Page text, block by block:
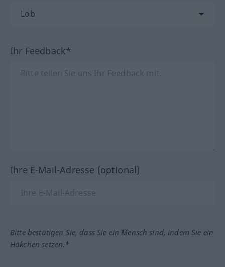
Ihr Feedback*
Ihre E-Mail-Adresse (optional)
Bitte bestätigen Sie, dass Sie ein Mensch sind, indem Sie ein
Häkchen setzen.*